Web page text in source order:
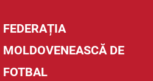
FEDERAȚIA
MOLDOVENEASCĂ DE
FOTBAL